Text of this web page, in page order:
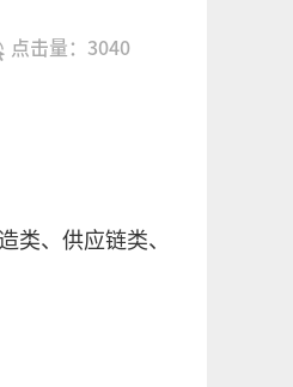
点击量： 3040
类、供应链类、